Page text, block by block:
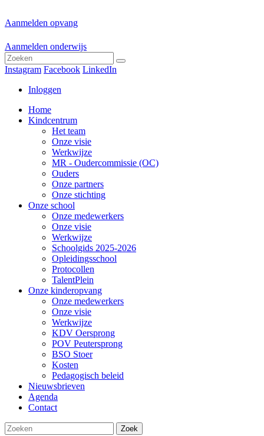
Aanmelden opvang
Aanmelden onderwijs
Instagram Facebook LinkedIn
Inloggen
Home
Kindcentrum
Het team
Onze visie
Werkwijze
MR - Oudercommissie (OC)
Ouders
Onze partners
Onze stichting
Onze school
Onze medewerkers
Onze visie
Werkwijze
Schoolgids 2025-2026
Opleidingsschool
Protocollen
TalentPlein
Onze kinderopvang
Onze medewerkers
Onze visie
Werkwijze
KDV Oersprong
POV Peutersprong
BSO Stoer
Kosten
Pedagogisch beleid
Nieuwsbrieven
Agenda
Contact
Zoek